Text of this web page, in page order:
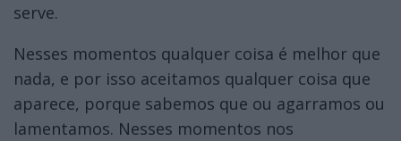
serve.
Nesses momentos qualquer coisa é melhor que
nada, e por isso aceitamos qualquer coisa que
aparece, porque sabemos que ou agarramos ou
lamentamos. Nesses momentos nos